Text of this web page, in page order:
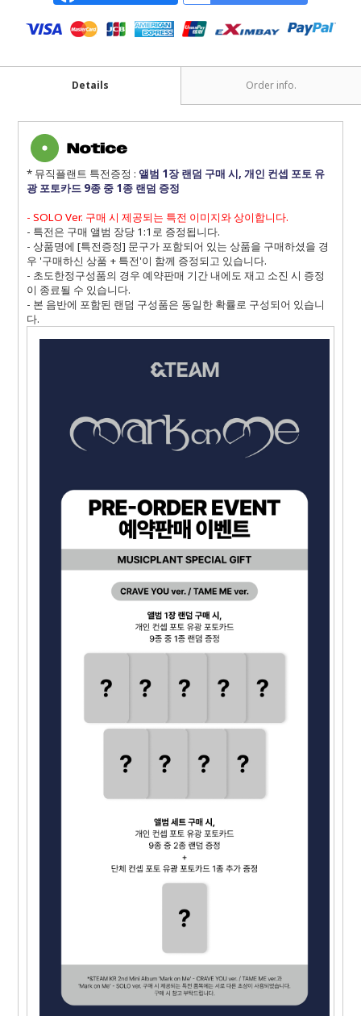
Details Order info.
* 뮤직플랜트 특전증정 : 앨범 1장 랜덤 구매 시, 개인 컨셉 포토 유
광 포토카드 9종 중 1종 랜덤 증정
- SOLO Ver. 구매 시 제공되는 특전 이미지와 상이합니다.
- 특전은 구매 앨범 장당 1:1로 증정됩니다.
- 상품명에 [특전증정] 문구가 포함되어 있는 상품을 구매하셨을 경
우 '구매하신 상품 + 특전'이 함께 증정되고 있습니다.
- 초도한정구성품의 경우 예약판매 기간 내에도 재고 소진 시 증정
이 종료될 수 있습니다.
- 본 음반에 포함된 랜덤 구성품은 동일한 확률로 구성되어 있습니
다.